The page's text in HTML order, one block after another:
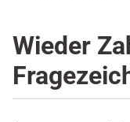
Wieder